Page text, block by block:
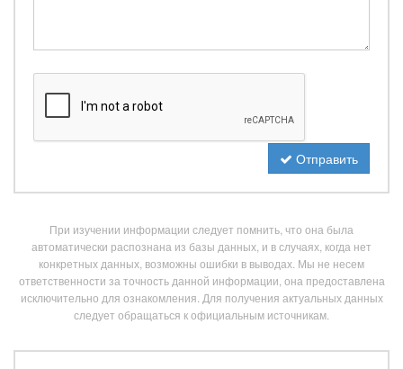
Отправить
При изучении информации следует помнить, что она была
автоматически распознана из базы данных, и в случаях, когда нет
конкретных данных, возможны ошибки в выводах. Мы не несем
ответственности за точность данной информации, она предоставлена
исключительно для ознакомления. Для получения актуальных данных
следует обращаться к официальным источникам.